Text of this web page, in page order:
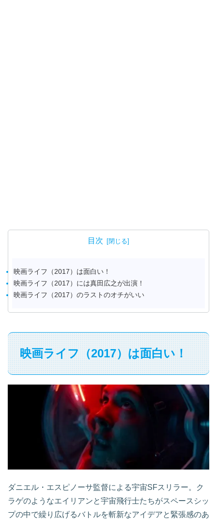
目次
映画ライフ（2017）は面白い！
映画ライフ（2017）には真田広之が出演！
映画ライフ（2017）のラストのオチがいい
映画ライフ（2017）は面白い！
ダニエル・エスピノーサ監督による宇宙SFスリラー。ク
ラゲのようなエイリアンと宇宙飛行士たちがスペースシッ
プの中で繰り広げるバトルを斬新なアイデアと緊張感のあ